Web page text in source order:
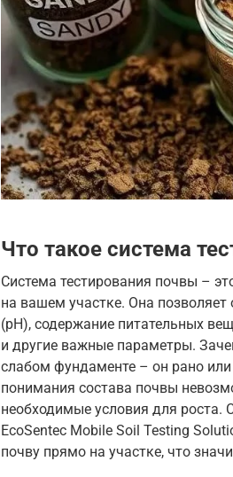
Что такое система
Система тестирования почвы –
на вашем участке. Она позволяет
(pH), содержание питательных
и другие важные параметры.
слабом фундаменте – он рано
понимания состава почвы
необходимые условия для роста.
EcoSentec Mobile Soil Testing
почву прямо на участке, что